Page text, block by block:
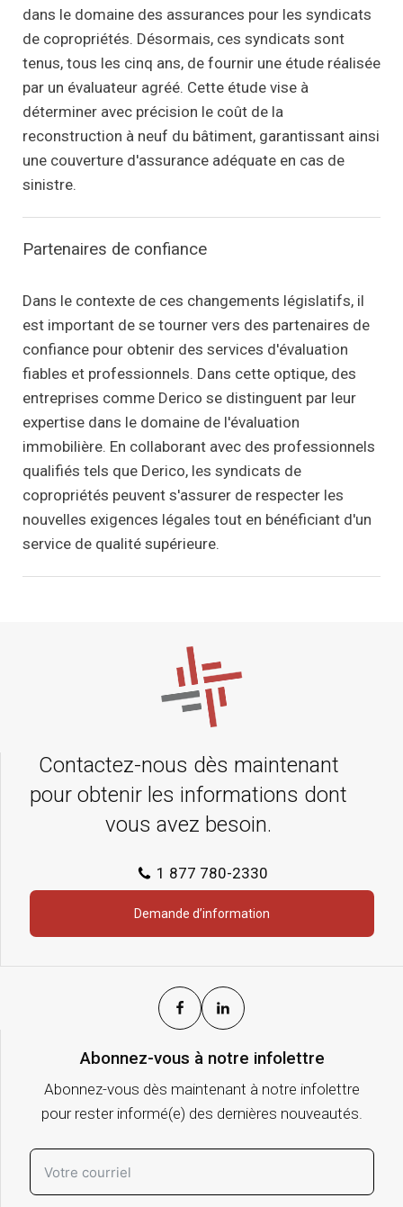
dans le domaine des assurances pour les syndicats
de copropriétés. Désormais, ces syndicats sont
tenus, tous les cinq ans, de fournir une étude réalisée
par un évaluateur agréé. Cette étude vise à
déterminer avec précision le coût de la
reconstruction à neuf du bâtiment, garantissant ainsi
une couverture d'assurance adéquate en cas de
sinistre.
Partenaires de confiance
Dans le contexte de ces changements législatifs, il
est important de se tourner vers des partenaires de
confiance pour obtenir des services d'évaluation
fiables et professionnels. Dans cette optique, des
entreprises comme Derico se distinguent par leur
expertise dans le domaine de l'évaluation
immobilière. En collaborant avec des professionnels
qualifiés tels que Derico, les syndicats de
copropriétés peuvent s'assurer de respecter les
nouvelles exigences légales tout en bénéficiant d'un
service de qualité supérieure.
Contactez-nous dès maintenant
pour obtenir les informations dont
vous avez besoin.
1 877 780-2330
Demande d’information
Abonnez-vous à notre infolettre
Abonnez-vous dès maintenant à notre infolettre
pour rester informé(e) des dernières nouveautés.